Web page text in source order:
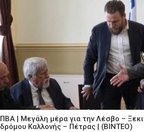
ΠΒΑ | Μεγάλη μέρα για την Λέσβο –
δρόμου Καλλονής – Πέτρας | (ΒΙΝΤΕΟ)